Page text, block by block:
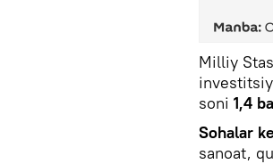
Milliy
soni 1,4
Sohalar
sanoat,